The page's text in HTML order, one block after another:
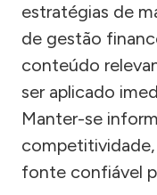
estratégias de
de gestão
conteúdo
ser aplicado
Manter-se
fonte confiável